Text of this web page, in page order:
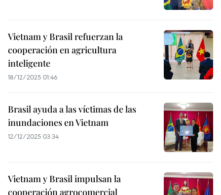
Vietnam y Brasil refuerzan la
cooperación en agricultura
inteligente
18/12/2025 01:46
Brasil ayuda a las víctimas de las
inundaciones en Vietnam
12/12/2025 03:34
Vietnam y Brasil impulsan la
cooperación agrocomercial